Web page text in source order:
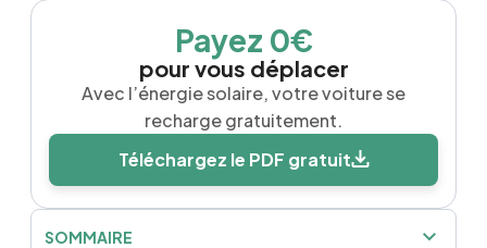
Payez 0€
pour vous déplacer
Avec l’énergie solaire, votre voiture se
recharge gratuitement.
Téléchargez le PDF gratuit
SOMMAIRE